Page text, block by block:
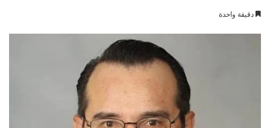
دقيقة واحدة